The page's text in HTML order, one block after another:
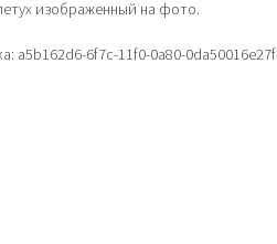
изображенный на фото.
a5b162d6-6f7c-11f0-0a80-0da50016e27f